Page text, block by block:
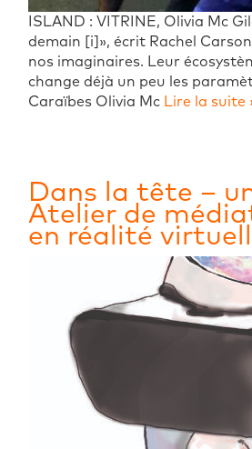
ISLAND : VITRINE, Olivia Mc
demain [i]», écrit Rachel
nos imaginaires. Leur
change déjà un peu les
Caraïbes Olivia Mc Lire la suite
Dans la tête –
Atelier de
en réalité